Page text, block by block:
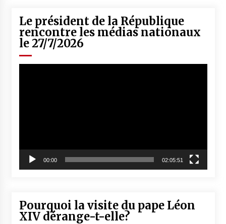
Le président de la République
rencontre les médias nationaux
le 27/7/2026
00:00 02:05:51
Pourquoi la visite du pape Léon
XIV dérange-t-elle?